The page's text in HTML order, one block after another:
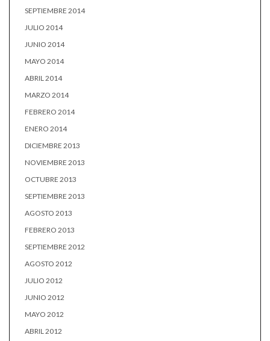
SEPTIEMBRE 2014
JULIO 2014
JUNIO 2014
MAYO 2014
ABRIL 2014
MARZO 2014
FEBRERO 2014
ENERO 2014
DICIEMBRE 2013
NOVIEMBRE 2013
OCTUBRE 2013
SEPTIEMBRE 2013
AGOSTO 2013
FEBRERO 2013
SEPTIEMBRE 2012
AGOSTO 2012
JULIO 2012
JUNIO 2012
MAYO 2012
ABRIL 2012